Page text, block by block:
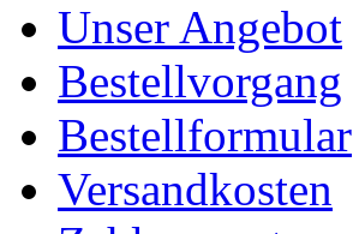
Unser Angebot
Bestellvorgang
Bestellformular
Versandkosten